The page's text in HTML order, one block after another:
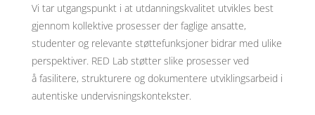
Vi tar utgangspunkt i at utdanningskvalitet utvikles best
gjennom kollektive prosesser der faglige ansatte,
studenter og relevante støttefunksjoner bidrar med ulike
perspektiver. RED Lab støtter slike prosesser ved
å fasilitere, strukturere og dokumentere utviklingsarbeid i
autentiske undervisningskontekster.